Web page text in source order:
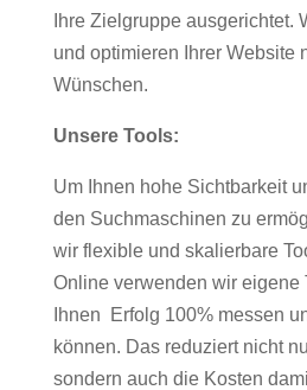
Ihre Zielgruppe ausgerichtet.
und optimieren Ihrer Website
Wünschen.
Unsere Tools:
Um Ihnen hohe Sichtbarkeit
den Suchmaschinen zu
wir flexible und skalierbare
Online verwenden wir eigene
Ihnen Erfolg 100% messen
können. Das reduziert nicht
sondern auch die Kosten